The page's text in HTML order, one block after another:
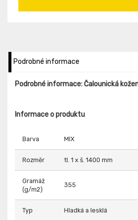
Podrobné informace
Podrobné informace: Čalounická
Informace o produktu
Barva MIX
Rozměr tl. 1 x š. 1400 mm
Gramáž
(g/m2)
355
Typ Hladká a lesklá